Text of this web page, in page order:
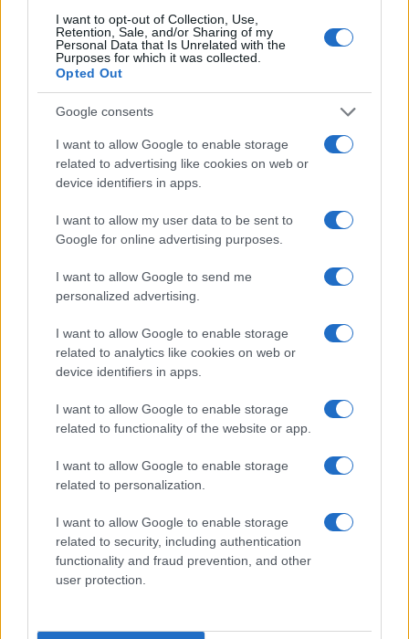
I want to opt-out of Collection, Use,
Retention, Sale, and/or Sharing of my
Personal Data that Is Unrelated with the
Purposes for which it was collected.
Opted Out
Google consents
I want to allow Google to enable storage
related to advertising like cookies on web or
device identifiers in apps.
I want to allow my user data to be sent to
Google for online advertising purposes.
I want to allow Google to send me
personalized advertising.
I want to allow Google to enable storage
related to analytics like cookies on web or
device identifiers in apps.
I want to allow Google to enable storage
related to functionality of the website or app.
I want to allow Google to enable storage
related to personalization.
I want to allow Google to enable storage
related to security, including authentication
functionality and fraud prevention, and other
user protection.
Condividi l'articolo
F
a
ce
b
o
o
k
T
w
it
te
r
Pi
n
te
re
st
W
h
s
A
p
p
S
h
re
Articolo precedente
Prossimo articolo
NOTIZIE RECENTI
Controlli rafforzati in Costa Smeralda, 20
arresti e 135 denunce
Tre milioni di euro dalla Provincia Gallura per
nuove aule nelle scuole di Olbia
Incidente sulla provinciale 125, paura tra Olbia e
un ferito
Sangue, musica e solidarietà con Avis Olbia al